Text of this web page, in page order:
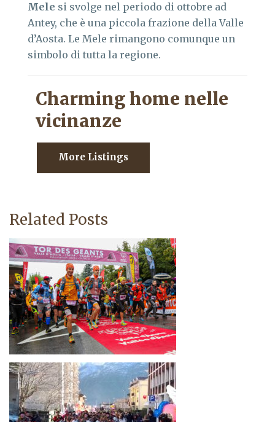
Mele si svolge nel periodo di ottobre ad
Antey, che è una piccola frazione della Valle
d’Aosta. Le Mele rimangono comunque un
simbolo di tutta la regione.
Charming home nelle
vicinanze
More Listings
Related Posts